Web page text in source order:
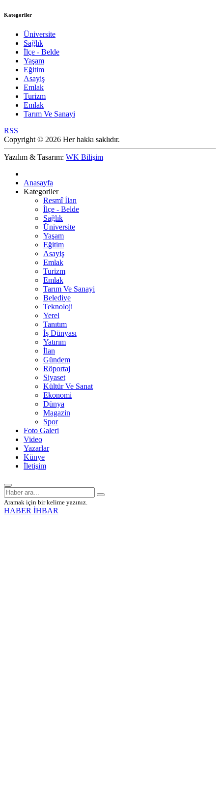
Kategoriler
Üniversite
Sağlık
İlçe - Belde
Yaşam
Eğitim
Asayiş
Emlak
Turizm
Emlak
Tarım Ve Sanayi
RSS
Copyright © 2026 Her hakkı saklıdır.
Yazılım & Tasarım: WK Bilişim
Anasayfa
Kategoriler
Resmî İlan
İlçe - Belde
Sağlık
Üniversite
Yaşam
Eğitim
Asayiş
Emlak
Turizm
Emlak
Tarım Ve Sanayi
Belediye
Teknoloji
Yerel
Tanıtım
İş Dünyası
Yatırım
İlan
Gündem
Röportaj
Siyaset
Kültür Ve Sanat
Ekonomi
Dünya
Magazin
Spor
Foto Galeri
Video
Yazarlar
Künye
İletişim
Aramak için bir kelime yazınız.
HABER İHBAR